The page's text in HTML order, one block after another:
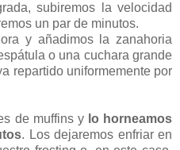
subiremos la velocidad
un par de minutos.
y añadimos la zanahoria
o una cuchara grande
repartido uniformemente por
de muffins y lo horneamos
. Los dejaremos enfriar en